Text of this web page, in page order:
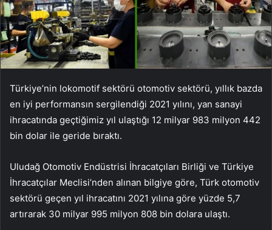
Türkiye’nin lokomotif sektörü otomotiv sektörü, yıllık bazda
en iyi performansın sergilendiği 2021 yılını, yan sanayi
ihracatında geçtiğimiz yıl ulaştığı 12 milyar 983 milyon 442
bin dolar ile geride bıraktı.
Uludağ Otomotiv Endüstrisi İhracatçıları Birliği ve Türkiye
İhracatçılar Meclisi’nden alınan bilgiye göre, Türk otomotiv
sektörü geçen yıl ihracatını 2021 yılına göre yüzde 5,7
artırarak 30 milyar 995 milyon 808 bin dolara ulaştı.